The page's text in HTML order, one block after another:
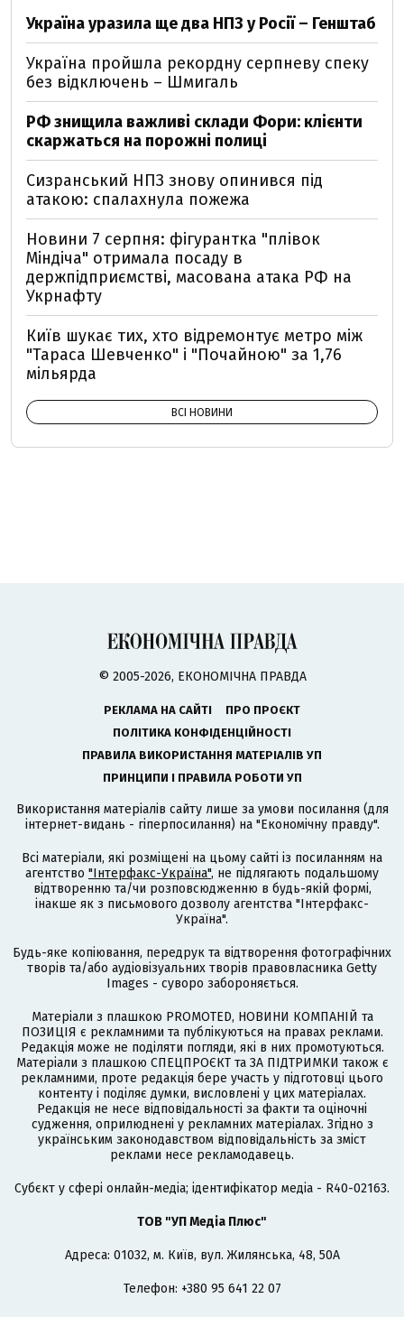
Україна уразила ще два НПЗ у Росії – Генштаб
Україна пройшла рекордну серпневу спеку
без відключень – Шмигаль
РФ знищила важливі склади Фори: клієнти
скаржаться на порожні полиці
Сизранський НПЗ знову опинився під
атакою: спалахнула пожежа
Новини 7 серпня: фігурантка "плівок
Міндіча" отримала посаду в
держпідприємстві, масована атака РФ на
Укрнафту
Київ шукає тих, хто відремонтує метро між
"Тараса Шевченко" і "Почайною" за 1,76
мільярда
ВСІ НОВИНИ
© 2005-2026, ЕКОНОМІЧНА ПРАВДА
РЕКЛАМА НА САЙТІ
ПРО ПРОЄКТ
ПОЛІТИКА КОНФІДЕНЦІЙНОСТІ
ПРАВИЛА ВИКОРИСТАННЯ МАТЕРІАЛІВ УП
ПРИНЦИПИ І ПРАВИЛА РОБОТИ УП
Використання матеріалів сайту лише за умови посилання (для
інтернет-видань - гіперпосилання) на "Економічну правду".
Всі матеріали, які розміщені на цьому сайті із посиланням на
агентство "Інтерфакс-Україна", не підлягають подальшому
відтворенню та/чи розповсюдженню в будь-якій формі,
інакше як з письмового дозволу агентства "Інтерфакс-
Україна".
Будь-яке копіювання, передрук та відтворення фотографічних
творів та/або аудіовізуальних творів правовласника Getty
Images - суворо забороняється.
Матеріали з плашкою PROMOTED, НОВИНИ КОМПАНІЙ та
ПОЗИЦІЯ є рекламними та публікуються на правах реклами.
Редакція може не поділяти погляди, які в них промотуються.
Матеріали з плашкою СПЕЦПРОЄКТ та ЗА ПІДТРИМКИ також є
рекламними, проте редакція бере участь у підготовці цього
контенту і поділяє думки, висловлені у цих матеріалах.
Редакція не несе відповідальності за факти та оціночні
судження, оприлюднені у рекламних матеріалах. Згідно з
українським законодавством відповідальність за зміст
реклами несе рекламодавець.
Cубєкт у сфері онлайн-медіа; ідентифікатор медіа - R40-02163.
ТОВ "УП Медіа Плюс"
Адреса: 01032, м. Київ, вул. Жилянська, 48, 50А
Телефон: +380 95 641 22 07